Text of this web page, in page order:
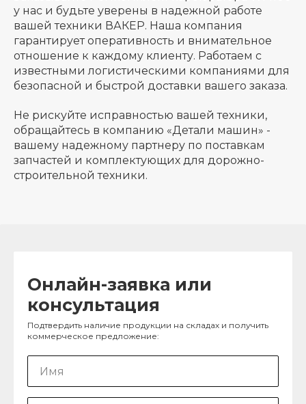
у нас и будьте уверены в надежной работе
вашей техники ВАКЕР. Наша компания
гарантирует оперативность и внимательное
отношение к каждому клиенту. Работаем с
известными логистическими компаниями для
безопасной и быстрой доставки вашего заказа.
Не рискуйте исправностью вашей техники,
обращайтесь в компанию «Детали машин» -
вашему надежному партнеру по поставкам
запчастей и комплектующих для дорожно-
строительной техники.
Онлайн-заявка или
консультация
Подтвердить наличие продукции на складах и получить
коммерческое предложение: